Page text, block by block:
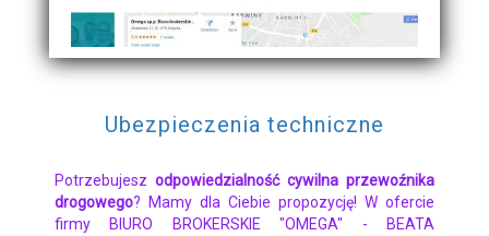
Ubezpieczenia techniczne
Potrzebujesz odpowiedzialność cywilna przewoźnika
drogowego? Mamy dla Ciebie propozycję! W ofercie
firmy BIURO BROKERSKIE "OMEGA" - BEATA